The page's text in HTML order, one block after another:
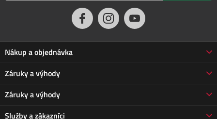
Nákup a objednávka
Obchodné podmienky
Doprava a platba
Predĺžená záruka
Záruky a výhody
Reklamácia
Vrátenie tovaru
Záruky a výhody
Prečo nakupovať u nás
Služby a zákazníci